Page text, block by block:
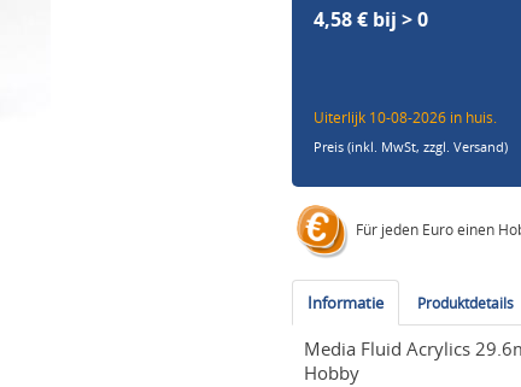
4,58 € bij > 0
Uiterlijk 10-08-2026 in huis.
Preis (inkl. MwSt,zzgl. Versand)
Für jeden Euro einen
Informatie Produktdetails
Media Fluid Acrylics
Hobby